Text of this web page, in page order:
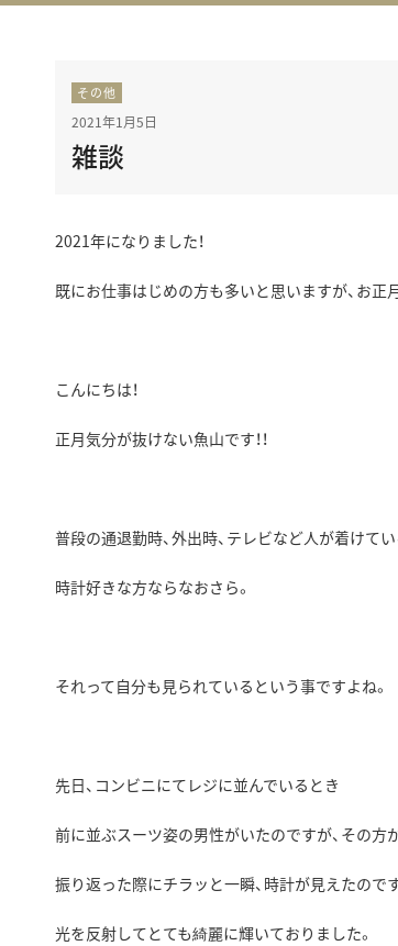
その他
2021年1月5日
雑談
2021年になりました！
既にお仕事はじめの方も多いと思いますが、お
こんにちは！
正月気分が抜けない魚山です！！
普段の通退勤時、外出時、テレビなど人が着けて
時計好きな方ならなおさら。
それって自分も見られているという事ですよね。
先日、コンビニにてレジに並んでいるとき
前に並ぶスーツ姿の男性がいたのですが、その方
振り返った際にチラッと一瞬、時計が見えたので
光を反射してとても綺麗に輝いておりました。